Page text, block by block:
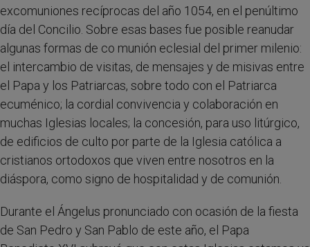
excomuniones recíprocas del año 1054, en el penúltimo
día del Concilio. Sobre esas bases fue posible reanudar
algunas formas de co munión eclesial del primer milenio:
el intercambio de visitas, de mensajes y de misivas entre
el Papa y los Patriarcas, sobre todo con el Patriarca
ecuménico; la cordial convivencia y colaboración en
muchas Iglesias locales; la concesión, para uso litúrgico,
de edificios de culto por parte de la Iglesia católica a
cristianos ortodoxos que viven entre nosotros en la
diáspora, como signo de hospitalidad y de comunión.
Durante el Ángelus pronunciado con ocasión de la fiesta
de San Pedro y San Pablo de este año, el Papa